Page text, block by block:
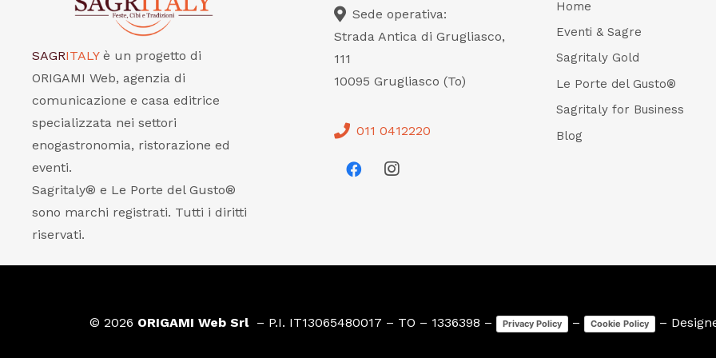
SAGRITALY è un progetto di
ORIGAMI Web, agenzia di
comunicazione e casa editrice
specializzata nei settori
enogastronomia, ristorazione ed
eventi.
Sagritaly® e Le Porte del Gusto®
sono marchi registrati. Tutti i diritti
riservati.
Sede operativa:
Strada Antica di Grugliasco,
111
10095 Grugliasco (To)
011 0412220
Home
Eventi & Sagre
Sagritaly Gold
Le Porte del Gusto®
Sagritaly for Business
Blog
© 2026 ORIGAMI Web Srl– P.I. IT13065480017 – TO – 1336398 – Privacy Policy – Cookie Policy –